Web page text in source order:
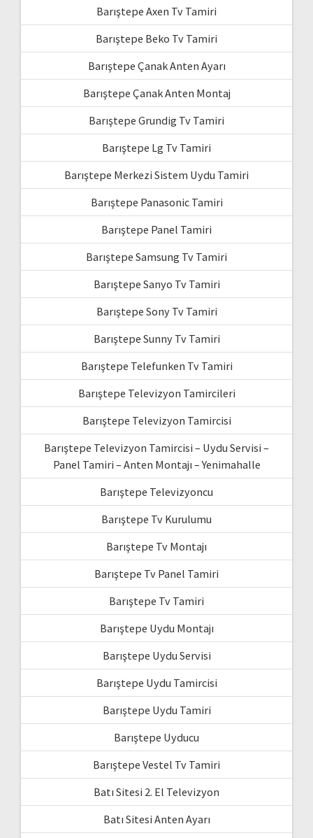
Barıştepe Axen Tv Tamiri
Barıştepe Beko Tv Tamiri
Barıştepe Çanak Anten Ayarı
Barıştepe Çanak Anten Montaj
Barıştepe Grundig Tv Tamiri
Barıştepe Lg Tv Tamiri
Barıştepe Merkezi Sistem Uydu Tamiri
Barıştepe Panasonic Tamiri
Barıştepe Panel Tamiri
Barıştepe Samsung Tv Tamiri
Barıştepe Sanyo Tv Tamiri
Barıştepe Sony Tv Tamiri
Barıştepe Sunny Tv Tamiri
Barıştepe Telefunken Tv Tamiri
Barıştepe Televizyon Tamircileri
Barıştepe Televizyon Tamircisi
Barıştepe Televizyon Tamircisi – Uydu Servisi –
Panel Tamiri – Anten Montajı – Yenimahalle
Barıştepe Televizyoncu
Barıştepe Tv Kurulumu
Barıştepe Tv Montajı
Barıştepe Tv Panel Tamiri
Barıştepe Tv Tamiri
Barıştepe Uydu Montajı
Barıştepe Uydu Servisi
Barıştepe Uydu Tamircisi
Barıştepe Uydu Tamiri
Barıştepe Uyducu
Barıştepe Vestel Tv Tamiri
Batı Sitesi 2. El Televizyon
Batı Sitesi Anten Ayarı